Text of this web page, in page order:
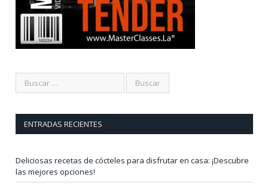
ENTRADAS RECIENTES
Deliciosas recetas de cócteles para disfrutar en casa: ¡Descubre
las mejores opciones!